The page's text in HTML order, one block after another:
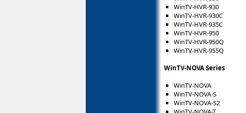
WinTV-HVR-930
WinTV-HVR-930C
WinTV-HVR-935C
WinTV-HVR-950
WinTV-HVR-950Q
WinTV-HVR-955Q
WinTV-NOVA Series
WinTV-NOVA
WinTV-NOVA-S
WinTV-NOVA-S2